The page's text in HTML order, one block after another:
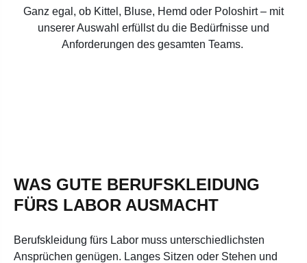
Ganz egal, ob Kittel, Bluse, Hemd oder Poloshirt – mit
unserer Auswahl erfüllst du die Bedürfnisse und
Anforderungen des gesamten Teams.
WAS GUTE BERUFSKLEIDUNG
FÜRS LABOR AUSMACHT
Berufskleidung fürs Labor muss unterschiedlichsten
Ansprüchen genügen. Langes Sitzen oder Stehen und